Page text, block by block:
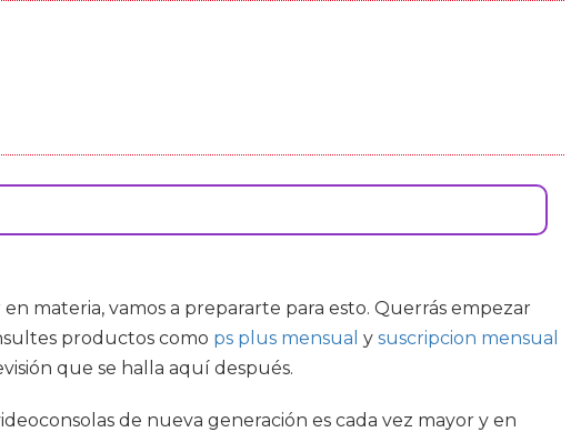
materia, vamos a prepararte para esto. Querrás empezar
productos como ps plus mensual y suscripcion mensual
que se halla aquí después.
de nueva generación es cada vez mayor y en